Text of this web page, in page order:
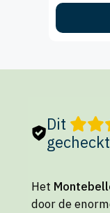
Dit
Het
door de